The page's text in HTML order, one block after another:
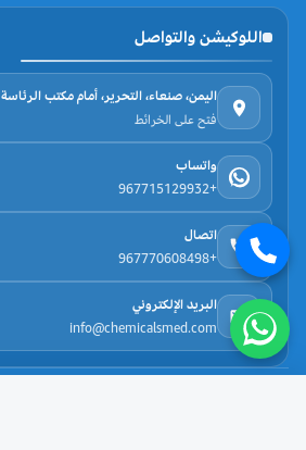
اللوكيشن والتواصل
اليمن، صنعاء، التحرير، أمام مكتب الرئاسة
فتح على الخرائط
واتساب
+967715129932
اتصال
+967770608498
البريد الإلكتروني
info@chemicalsmed.com